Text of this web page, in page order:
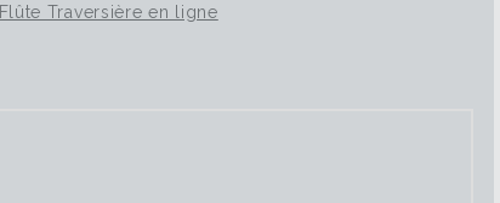
Flûte Traversière en ligne